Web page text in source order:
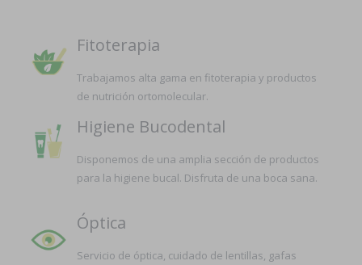
Fitoterapia
Trabajamos alta gama en fitoterapia y productos
de nutrición ortomolecular.
Higiene Bucodental
Disponemos de una amplia sección de productos
para la higiene bucal. Disfruta de una boca sana.
Óptica
Servicio de óptica, cuidado de lentillas, gafas